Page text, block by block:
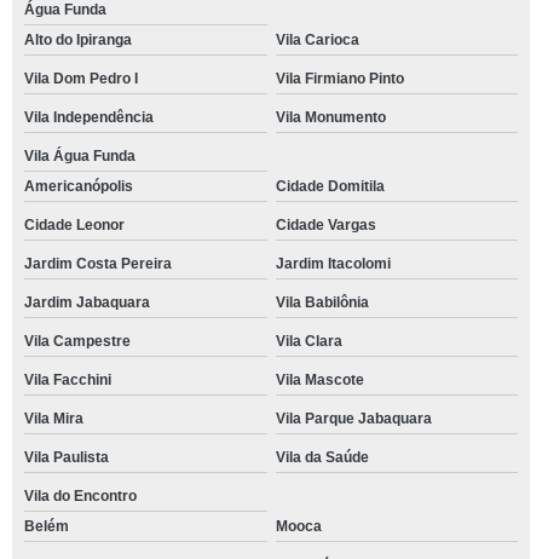
Água Funda
Alto do Ipiranga
Vila Carioca
Vila Dom Pedro I Vila Firmiano Pinto
Vila Independência Vila Monumento
Vila Água Funda
Americanópolis
Cidade Domitila
Cidade Leonor Cidade Vargas
Jardim Costa Pereira Jardim Itacolomi
Jardim Jabaquara Vila Babilônia
Vila Campestre Vila Clara
Vila Facchini Vila Mascote
Vila Mira Vila Parque Jabaquara
Vila Paulista Vila da Saúde
Vila do Encontro
Belém
Mooca